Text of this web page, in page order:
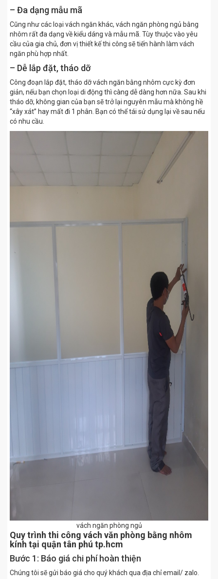
– Đa dạng mẫu mã
Cũng như các loại vách ngăn khác, vách ngăn phòng ngủ bằng
nhôm rất đa dạng về kiểu dáng và mẫu mã. Tùy thuộc vào yêu
cầu của gia chủ, đơn vị thiết kế thi công sẽ tiến hành làm vách
ngăn phù hợp nhất.
– Dễ lắp đặt, tháo dỡ
Công đoạn lắp đặt, tháo dỡ vách ngăn bằng nhôm cực kỳ đơn
giản, nếu bạn chọn loại di động thì càng dễ dàng hơn nữa. Sau khi
tháo dỡ, không gian của bạn sẽ trở lại nguyên mẫu mà không hề
“xây xát” hay mất đi 1 phân. Bạn có thể tái sử dụng lại về sau nếu
có nhu cầu.
vách ngăn phòng ngủ
Quy trình thi công vách văn phòng bằng nhôm
kính tại quận tân phú tp.hcm
Bước 1: Báo giá chi phí hoàn thiện
Chúng tôi sẽ gửi báo giá cho quý khách qua địa chỉ email/ zalo.